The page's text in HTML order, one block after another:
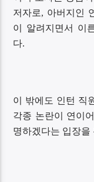
저자로, 아버지인
이 알려지면서 이
다.
이 밖에도 인턴 직
각종 논란이 연이
명하겠다는 입장을